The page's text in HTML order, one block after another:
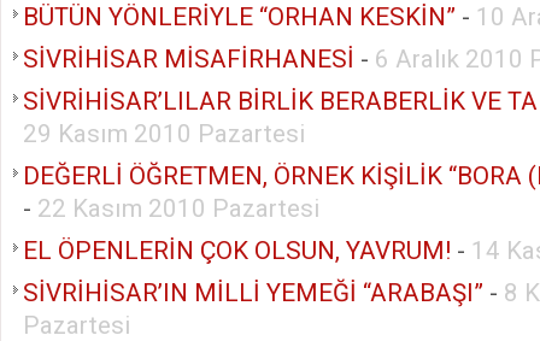
BÜTÜN YÖNLERİYLE “ORHAN KESKİN” - 10
SİVRİHİSAR MİSAFİRHANESİ - 6 Aralık 2010
SİVRİHİSAR’LILAR BİRLİK BERABERLİK VE
29 Kasım 2010 Pazartesi
DEĞERLİ ÖĞRETMEN, ÖRNEK KİŞİLİK “BORA
- 22 Kasım 2010 Pazartesi
EL ÖPENLERİN ÇOK OLSUN, YAVRUM! - 14
SİVRİHİSAR’IN MİLLİ YEMEĞİ “ARABAŞI” - 8
Pazartesi